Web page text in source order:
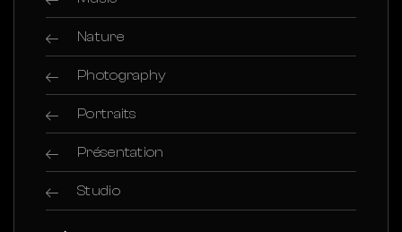
Nature
Photography
Portraits
Présentation
Studio